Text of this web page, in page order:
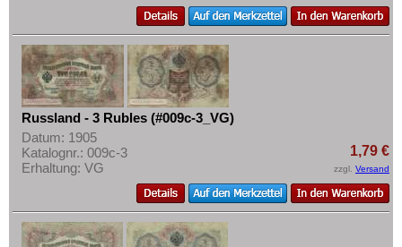
Russland - 3 Rubles (#009c-3_VG)
Datum: 1905
Katalognr.: 009c-3
Erhaltung: VG
1,79 €
zzgl. Versand